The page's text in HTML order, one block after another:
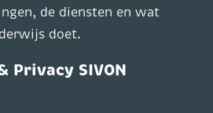
de diensten en wat
doet.
Privacy SIVON